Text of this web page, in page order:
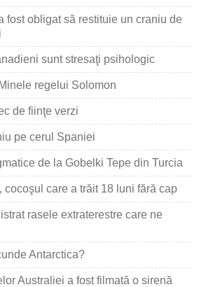
fost obligat să restituie un craniu de
sunt stresaţi psihologic
regelui Solomon
de fiinţe verzi
pe cerul Spaniei
de la Gobelki Tepe din Turcia
cocoşul care a trăit 18 luni fără cap
rasele extraterestre care ne
Antarctica?
Australiei a fost filmată o sirenă